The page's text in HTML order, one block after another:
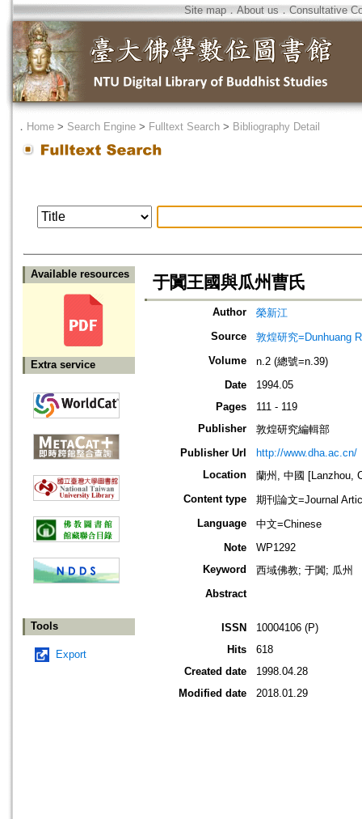
Site map．About us ． Consultative
． Home > Search Engine > Fulltext Search > Bibliography Detail
Available resources
Extra service
Tools
Export
于闐王國與瓜州曹氏
Author
榮新江
Source
敦煌研究=Dunhuang
Volume
n.2 (總號=n.39)
Date
1994.05
Pages
111 - 119
Publisher
敦煌研究編輯部
Publisher Url
http://www.dha.ac.cn/
Location
蘭州, 中國 [Lanzhou,
Content type
期刊論文=Journal
Language
中文=Chinese
Note
WP1292
Keyword
西域佛教; 于闐; 瓜州
Abstract
ISSN
10004106 (P)
Hits
618
Created date
1998.04.28
Modified date
2018.01.29